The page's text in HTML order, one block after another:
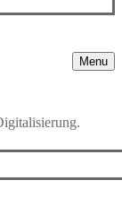
Menu